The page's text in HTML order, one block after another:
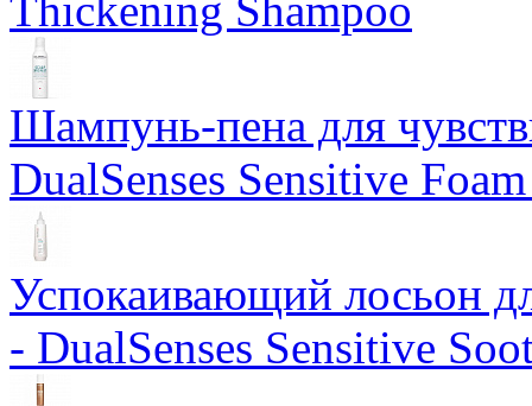
Шампунь-пена для
DualSenses Sensitive
Успокаивающий лосьон
- DualSenses Sensitive